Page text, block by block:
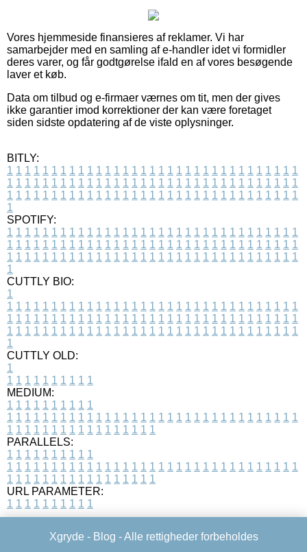
Vores hjemmeside finansieres af reklamer. Vi har
samarbejder med en samling af e-handler idet vi formidler
deres varer, og får godtgørelse ifald en af vores besøgende
laver et køb.
Data om tilbud og e-firmaer værnes om tit, men der gives
ikke garantier imod korrektioner der kan være foretaget
siden sidste opdatering af de viste oplysninger.
BITLY:
1 1 1 1 1 1 1 1 1 1 1 1 1 1 1 1 1 1 1 1 1 1 1 1 1 1 1 1 1 1 1 1 1
1 1 1 1 1 1 1 1 1 1 1 1 1 1 1 1 1 1 1 1 1 1 1 1 1 1 1 1 1 1 1 1 1
1 1 1 1 1 1 1 1 1 1 1 1 1 1 1 1 1 1 1 1 1 1 1 1 1 1 1 1 1 1 1 1 1
1
SPOTIFY:
1 1 1 1 1 1 1 1 1 1 1 1 1 1 1 1 1 1 1 1 1 1 1 1 1 1 1 1 1 1 1 1 1
1 1 1 1 1 1 1 1 1 1 1 1 1 1 1 1 1 1 1 1 1 1 1 1 1 1 1 1 1 1 1 1 1
1 1 1 1 1 1 1 1 1 1 1 1 1 1 1 1 1 1 1 1 1 1 1 1 1 1 1 1 1 1 1 1 1
1
CUTTLY BIO:
1
1 1 1 1 1 1 1 1 1 1 1 1 1 1 1 1 1 1 1 1 1 1 1 1 1 1 1 1 1 1 1 1 1
1 1 1 1 1 1 1 1 1 1 1 1 1 1 1 1 1 1 1 1 1 1 1 1 1 1 1 1 1 1 1 1 1
1 1 1 1 1 1 1 1 1 1 1 1 1 1 1 1 1 1 1 1 1 1 1 1 1 1 1 1 1 1 1 1 1
1
CUTTLY OLD:
1
1 1 1 1 1 1 1 1 1 1
MEDIUM:
1 1 1 1 1 1 1 1 1 1
1 1 1 1 1 1 1 1 1 1 1 1 1 1 1 1 1 1 1 1 1 1 1 1 1 1 1 1 1 1 1 1 1
1 1 1 1 1 1 1 1 1 1 1 1 1 1 1 1 1
PARALLELS:
1 1 1 1 1 1 1 1 1 1
1 1 1 1 1 1 1 1 1 1 1 1 1 1 1 1 1 1 1 1 1 1 1 1 1 1 1 1 1 1 1 1 1
1 1 1 1 1 1 1 1 1 1 1 1 1 1 1 1 1
URL PARAMETER:
1 1 1 1 1 1 1 1 1 1
Xgryde - Blog - Alle rettigheder forbeholdes